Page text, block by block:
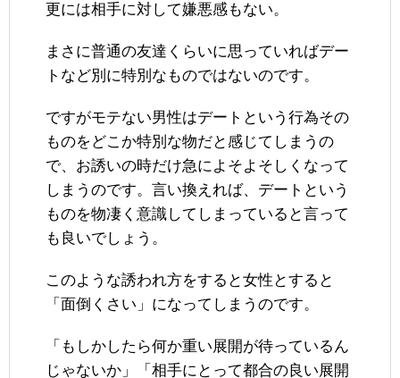
更には相手に対して嫌悪感もない。
まさに普通の友達くらいに思っていればデー
トなど別に特別なものではないのです。
ですがモテない男性はデートという行為その
ものをどこか特別な物だと感じてしまうの
で、お誘いの時だけ急によそよそしくなって
しまうのです。言い換えれば、デートという
ものを物凄く意識してしまっていると言って
も良いでしょう。
このような誘われ方をすると女性とすると
「面倒くさい」になってしまうのです。
「もしかしたら何か重い展開が待っているん
じゃないか」「相手にとって都合の良い展開